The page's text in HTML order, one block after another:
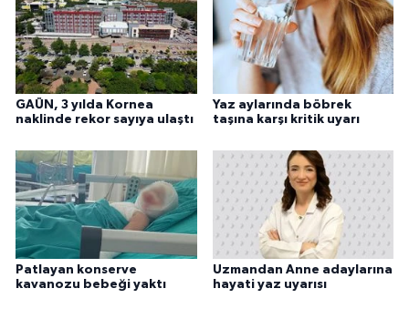
GAÜN, 3 yılda Kornea
naklinde rekor sayıya ulaştı
Yaz aylarında böbrek
taşına karşı kritik uyarı
Patlayan konserve
kavanozu bebeği yaktı
Uzmandan Anne adaylarına
hayati yaz uyarısı